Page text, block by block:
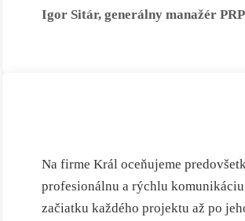
Igor Sitár, generálny manažér
Na firme Král oceňujeme
profesionálnu a rýchlu
začiatku každého projektu až po